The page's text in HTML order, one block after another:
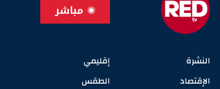
مباشر
النشرة
الإقتصاد
إقليمي
الطقس